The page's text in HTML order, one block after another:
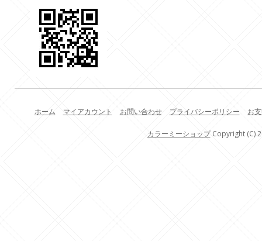
ホーム マイアカウント お問い合わせ プライバシーポリシー お
カラーミーショップCopyright (C)